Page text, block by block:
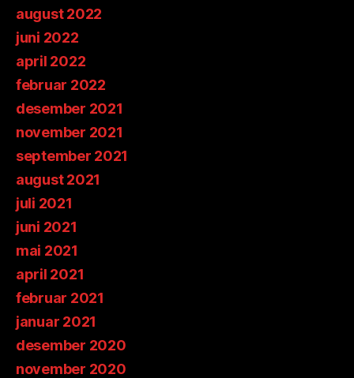
august 2022
juni 2022
april 2022
februar 2022
desember 2021
november 2021
september 2021
august 2021
juli 2021
juni 2021
mai 2021
april 2021
februar 2021
januar 2021
desember 2020
november 2020